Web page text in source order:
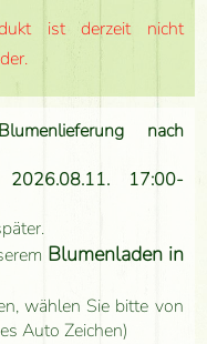
ist derzeit nicht
nach
2026.08.11. 17:00-
Blumenladen in
wählen Sie bitte von
Auto Zeichen)